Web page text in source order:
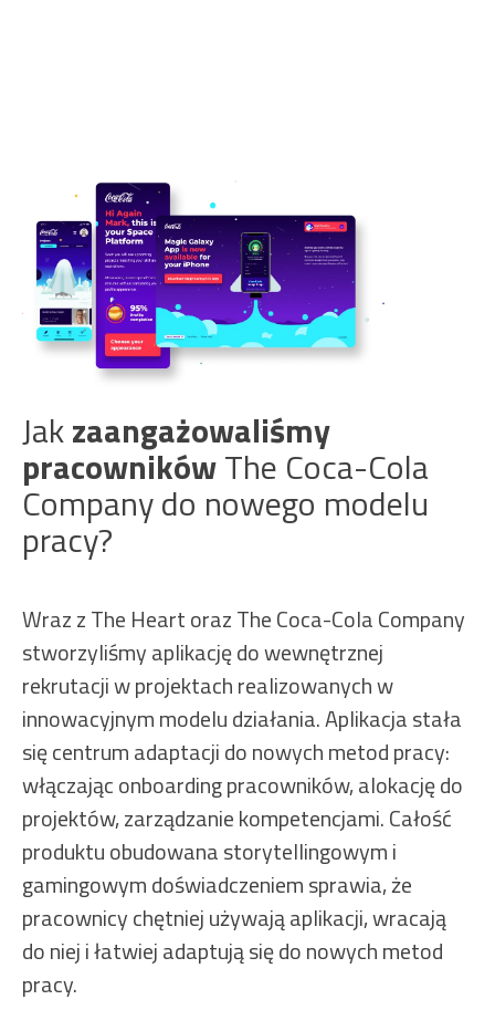
Jakzaangażowaliśmy
pracownikówThe Coca-Cola
Company do nowego modelu
pracy?
Wraz z The Heart oraz The Coca-Cola Company
stworzyliśmy aplikację do wewnętrznej
rekrutacji w projektach realizowanych w
innowacyjnym modelu działania. Aplikacja stała
się centrum adaptacji do nowych metod pracy:
włączając onboarding pracowników, alokację do
projektów, zarządzanie kompetencjami. Całość
produktu obudowana storytellingowym i
gamingowym doświadczeniem sprawia, że
pracownicy chętniej używają aplikacji, wracają
do niej i łatwiej adaptują się do nowych metod
pracy.